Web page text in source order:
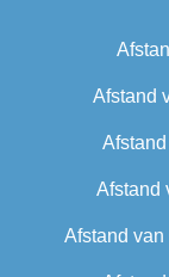
Afstand
Afstand
Afstand van